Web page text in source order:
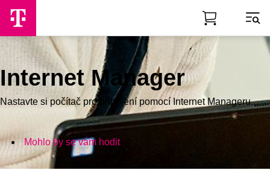
Skip to Main Content
Internet Manager
Nastavte si počítač pro připojení pomocí Internet Manageru.
Mohlo by se vám hodit